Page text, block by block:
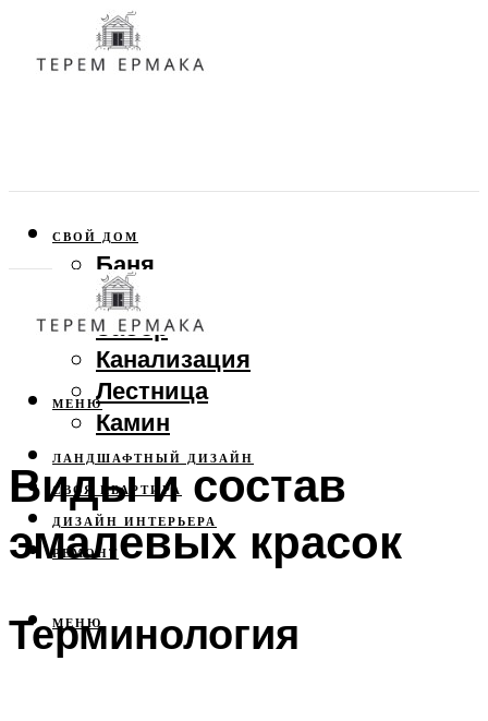
СВОЙ ДОМ
Баня
Веранда
Забор
Канализация
Лестница
Камин
ЛАНДШАФТНЫЙ ДИЗАЙН
СВОЯ КВАРТИРА
ДИЗАЙН ИНТЕРЬЕРА
РЕМОНТ
МЕНЮ
МЕНЮ
Виды и состав
эмалевых красок
Терминология